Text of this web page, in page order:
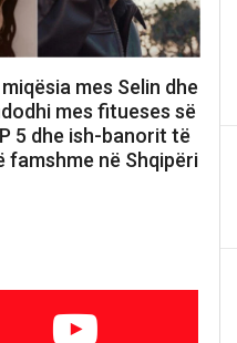
mes Selin dhe
mes fitueses së
5 dhe ish-banorit të
famshme në Shqipëri